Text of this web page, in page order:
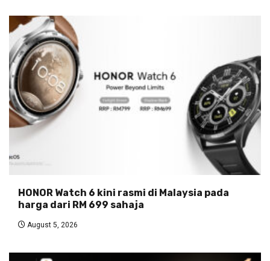
HONOR Watch 6 kini rasmi di Malaysia pada
harga dari RM 699 sahaja
August 5, 2026